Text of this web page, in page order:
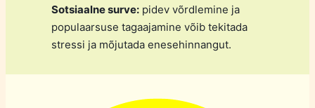
Sotsiaalne surve:pidev võrdlemine ja
populaarsuse tagaajamine võib tekitada
stressi ja mõjutada enesehinnangut.